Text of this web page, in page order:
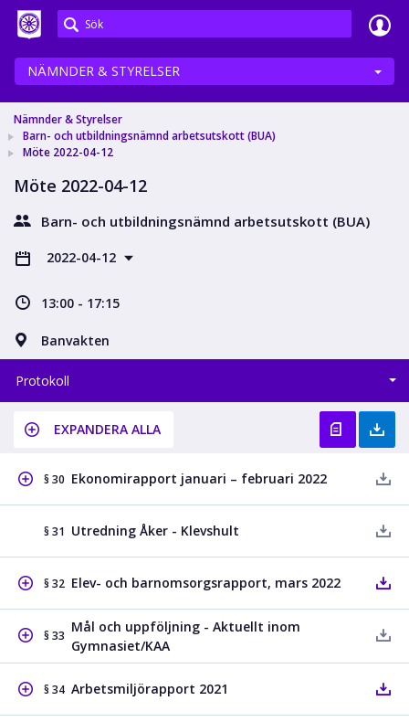
Meetings+
NÄMNDER & STYRELSER
Nämnder & Styrelser
Barn- och utbildningsnämnd arbetsutskott (BUA)
Möte 2022-04-12
Möte 2022-04-12
Barn- och utbildningsnämnd arbetsutskott (BUA)
2022-04-12
13:00 - 17:15
Banvakten
Protokoll
EXPANDERA ALLA
§ 30 Ekonomirapport januari – februari 2022
§ 31 Utredning Åker - Klevshult
§ 32 Elev- och barnomsorgsrapport, mars 2022
§ 33
Mål och uppföljning - Aktuellt inom
Gymnasiet/KAA
§ 34 Arbetsmiljörapport 2021